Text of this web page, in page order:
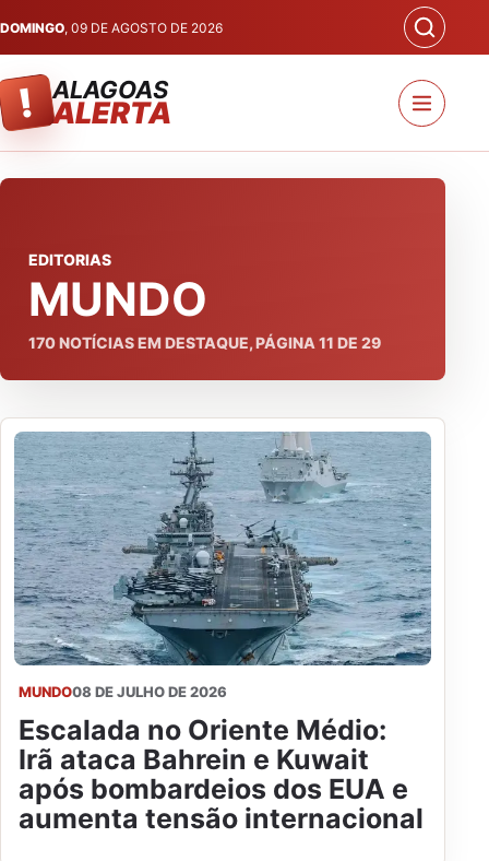
DOMINGO, 09 DE AGOSTO DE 2026
! ALAGOAS
ALERTA
EDITORIAS
MUNDO
170NOTÍCIAS EM DESTAQUE, PÁGINA 11 DE 29
MUNDO08 DE JULHO DE 2026
Escalada no Oriente Médio:
Irã ataca Bahrein e Kuwait
após bombardeios dos EUA e
aumenta tensão internacional